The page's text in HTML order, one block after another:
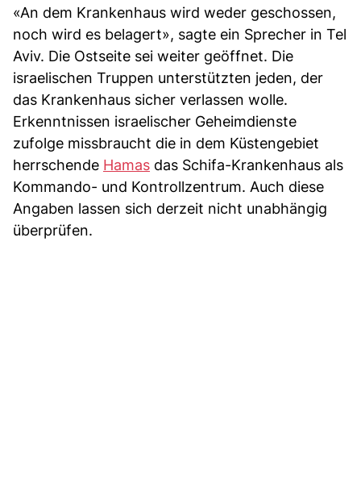
«An dem Krankenhaus wird weder geschossen,
noch wird es belagert», sagte ein Sprecher in Tel
Aviv. Die Ostseite sei weiter geöffnet. Die
israelischen Truppen unterstützten jeden, der
das Krankenhaus sicher verlassen wolle.
Erkenntnissen israelischer Geheimdienste
zufolge missbraucht die in dem Küstengebiet
herrschende Hamas das Schifa-Krankenhaus als
Kommando- und Kontrollzentrum. Auch diese
Angaben lassen sich derzeit nicht unabhängig
überprüfen.